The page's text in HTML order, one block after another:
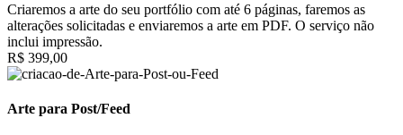
Criaremos a arte do seu portfólio com até 6 páginas, faremos as
alterações solicitadas e enviaremos a arte em PDF. O serviço não
inclui impressão.
R$ 399,00
Arte para Post/Feed